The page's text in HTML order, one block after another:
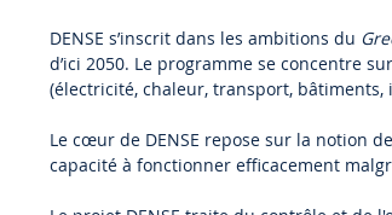
DENSE s’inscrit dans les ambitions du
d’ici 2050. Le programme se concentre
(électricité, chaleur, transport,
Le cœur de DENSE repose sur la notion
capacité à fonctionner efficacement